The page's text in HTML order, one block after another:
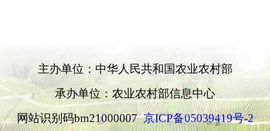
主办单位：中华人民共和国农业农村部
承办单位：农业农村部信息中心
网站识别码bm21000007京ICP备05039419号-2